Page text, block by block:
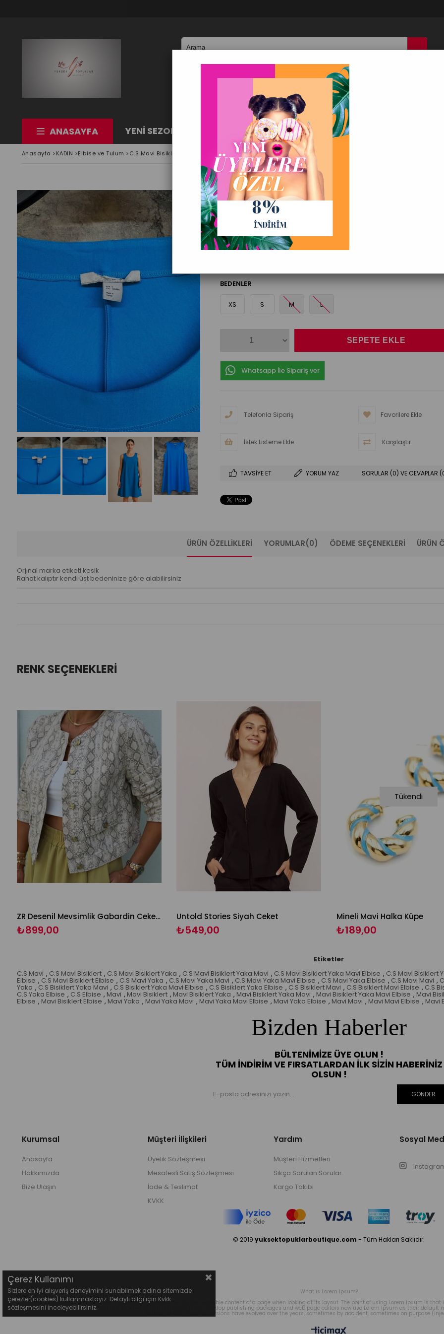
ANASAYFA YENİ SEZON ÇOCUK ERKEK
Anasayfa >KADIN >Elbise ve Tulum >C.S Mavi Bisiklet Yaka Mavi Elbise
C.S Mavi Bisiklet Yaka Mavi Elbise
₺1.199,00 (KDV Dahil)
BEDENLER
XS S M L
Whatsapp İle Sipariş ver
Telefonla Sipariş Favorilere Ekle
İstek Listeme Ekle Karşılaştır
TAVSIYE ET YORUM YAZ SORULAR (0) VE CEVAPLAR
ÜRÜN ÖZELLIKLERI YORUMLAR(0) ÖDEME SEÇENEKLERI ÜRÜN
Orjinal marka etiketi kesik
Rahat kalıptır kendi üst bedeninize göre alabilirsiniz
RENK SEÇENEKLERI
ZR Desenil Mevsimlik Gabardin CeketCeket
₺899,00
Untold Stories Siyah Ceket
₺549,00
Tükendi
Mineli Mavi Halka Küpe
₺189,00
Etiketler
C.S Mavi , C.S Mavi Bisiklert , C.S Mavi Bisiklert Yaka , C.S Mavi Bisiklert Yaka Mavi , C.S Mavi Bisiklert Yaka Mavi Elbise , C.S Mavi Bisiklert
Elbise , C.S Mavi Bisiklert Elbise , C.S Mavi Yaka , C.S Mavi Yaka Mavi , C.S Mavi Yaka Mavi Elbise , C.S Mavi Yaka Elbise , C.S Mavi Mavi ,
Yaka , C.S Bisiklert Yaka Mavi , C.S Bisiklert Yaka Mavi Elbise , C.S Bisiklert Yaka Elbise , C.S Bisiklert Mavi , C.S Bisiklert Mavi Elbise , C.S
C.S Yaka Elbise , C.S Elbise , Mavi , Mavi Bisiklert , Mavi Bisiklert Yaka , Mavi Bisiklert Yaka Mavi , Mavi Bisiklert Yaka Mavi Elbise , Mavi
Elbise , Mavi Bisiklert Elbise , Mavi Yaka , Mavi Yaka Mavi , Mavi Yaka Mavi Elbise , Mavi Yaka Elbise , Mavi Mavi , Mavi Mavi Elbise , Mavi
Bizden Haberler
BÜLTENIMIZE ÜYE OLUN !
TÜM İNDIRIM VE FIRSATLARDAN İLK SIZIN HABERINIZ
OLSUN !
GÖNDER
Kurumsal
Anasayfa
Hakkımızda
Bize Ulaşın
Müşteri İlişkileri
Üyelik Sözleşmesi
Mesafesli Satış Sözleşmesi
İade & Teslimat
KVKK
Yardım
Müşteri Hizmetleri
Sıkça Sorulan Sorular
Kargo Takibi
Sosyal
© 2019 yuksektopuklarboutique.com - Tüm Hakları Saklıdır.
What is Lorem Ipsum?
It is a long established fact that a reader will be distracted by the readable content of a page when looking at its layout. The point of using Lorem Ipsum is
'Content here, content here', making it look like readable English. Many desktop publishing packages and web page editors now use Lorem Ipsum as their
in their infancy. Various versions have evolved over the years, sometimes by accident, sometimes on purpose
Çerez Kullanımı
Sizlere en iyi alışveriş deneyimini sunabilmek adına sitemizde
çerezler(cookies) kullanmaktayız. Detaylı bilgi için Kvkk
sözleşmesini inceleyebilirsiniz.